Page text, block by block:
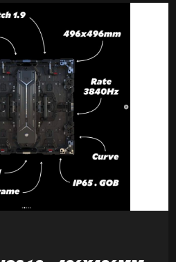
À LOUER
À VENDRE
ISO 20121